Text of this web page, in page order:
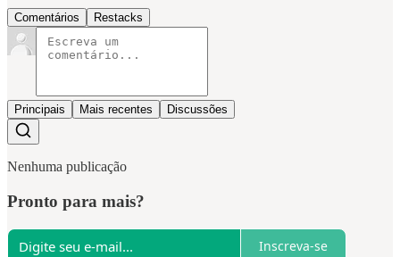
Comentários Restacks
Principais Mais recentes Discussões
Nenhuma publicação
Pronto para mais?
Inscreva-se